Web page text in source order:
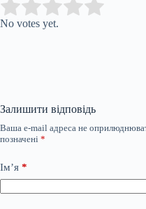
Rate this item:
No votes yet.
Залишити відповідь
Ваша e-mail адреса не
позначені *
Ім’я *